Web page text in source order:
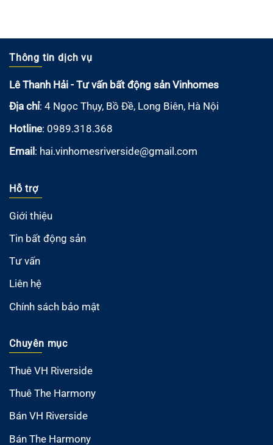
Thông tin dịch vụ
Lê Thanh Hải - Tư vấn bất động sản Vinhomes
Địa chỉ: 4 Ngọc Thụy, Bồ Đề, Long Biên, Hà Nội
Hotline: 0989.318.368
Email : hai.vinhomesriverside@gmail.com
Hỗ trợ
Giới thiệu
Tin bất động sản
Tư vấn
Liên hệ
Chính sách bảo mật
Chuyên mục
Thuê VH Riverside
Thuê The Harmony
Bán VH Riverside
Bán The Harmony